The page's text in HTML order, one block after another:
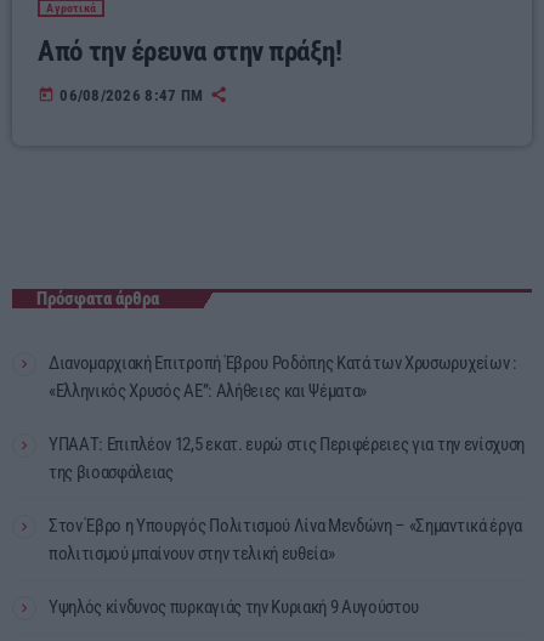
Αγροτικά
Από την έρευνα στην πράξη!
today 06/08/2026 8:47 ΠΜ
Πρόσφατα άρθρα
Διανομαρχιακή Επιτροπή Έβρου Ροδόπης Κατά των Χρυσωρυχείων :
«Ελληνικός Χρυσός ΑΕ”: Αλήθειες και Ψέματα»
ΥΠΑΑΤ: Επιπλέον 12,5 εκατ. ευρώ στις Περιφέρειες για την ενίσχυση
της βιοασφάλειας
Στον Έβρο η Υπουργός Πολιτισμού Λίνα Μενδώνη – «Σημαντικά έργα
πολιτισμού μπαίνουν στην τελική ευθεία»
Υψηλός κίνδυνος πυρκαγιάς την Κυριακή 9 Αυγούστου